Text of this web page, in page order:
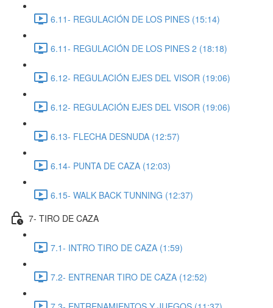
6.11- REGULACIÓN DE LOS PINES (15:14)
6.11- REGULACIÓN DE LOS PINES 2 (18:18)
6.12- REGULACIÓN EJES DEL VISOR (19:06)
6.12- REGULACIÓN EJES DEL VISOR (19:06)
6.13- FLECHA DESNUDA (12:57)
6.14- PUNTA DE CAZA (12:03)
6.15- WALK BACK TUNNING (12:37)
7- TIRO DE CAZA
7.1- INTRO TIRO DE CAZA (1:59)
7.2- ENTRENAR TIRO DE CAZA (12:52)